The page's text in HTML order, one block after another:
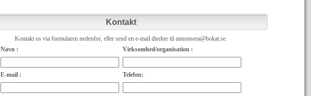
Kontakt
Kontakt os via formularen nedenfor, eller send en e-mail direkte til annonsera@bokat.se.
Navn :
Virksomhed/organisation :
E-mail : Telefon: